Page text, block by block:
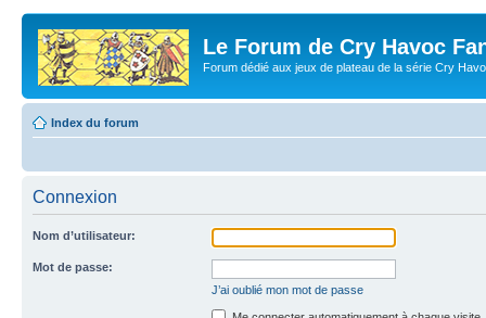
Le Forum de Cry Havoc
Forum dédié aux jeux de plateau de la série Cry
Index du forum
Connexion
Nom d’utilisateur:
Mot de passe:
J’ai oublié mon mot de passe